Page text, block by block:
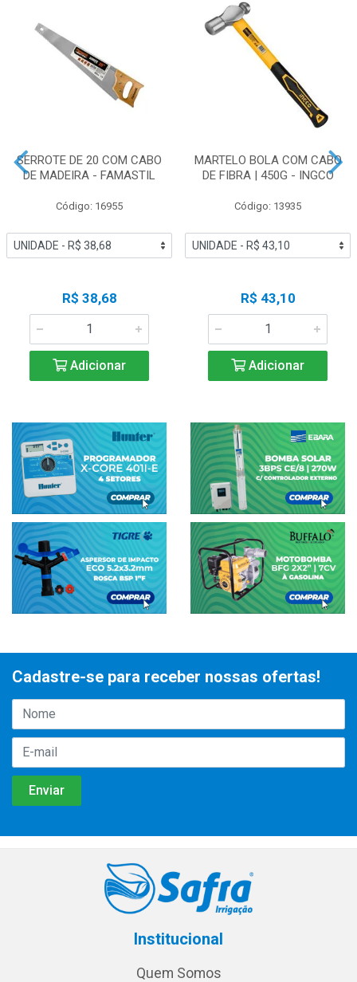
SERROTE DE 20 COM CABO
DE MADEIRA - FAMASTIL
Código: 16955
R$ 38,68
Adicionar
MARTELO BOLA COM CABO
DE FIBRA | 450G - INGCO
Código: 13935
R$ 43,10
Adicionar
Cadastre-se para receber nossas ofertas!
Institucional
Quem Somos